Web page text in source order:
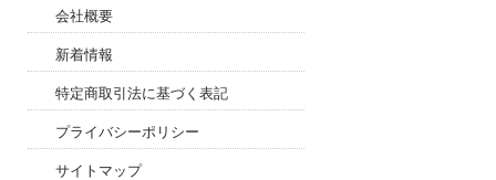
会社概要
新着情報
特定商取引法に基づく表記
プライバシーポリシー
サイトマップ